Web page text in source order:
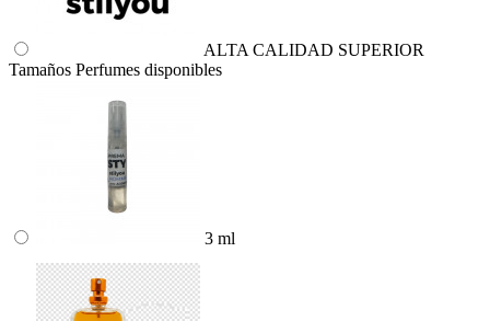
ALTA CALIDAD SUPERIOR
Tamaños Perfumes disponibles
3 ml